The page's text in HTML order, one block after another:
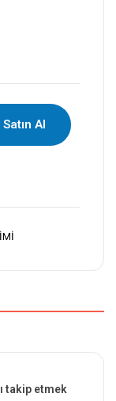
Al
takip etmek